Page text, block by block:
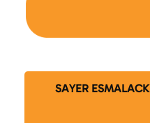
SAYER ESMALACK